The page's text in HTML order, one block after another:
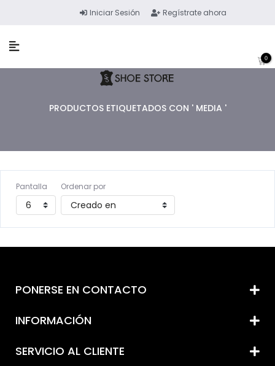
Iniciar Sesión Regístrate ahora
0
PRODUCTOS ETIQUETADOS CON ' MEDIA '
Pantalla Ordenar por
PONERSE EN CONTACTO
INFORMACIÓN
SERVICIO AL CLIENTE